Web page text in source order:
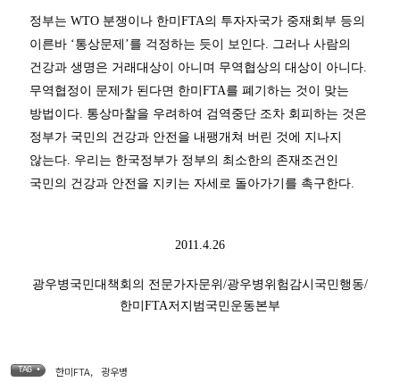
정부는 WTO 분쟁이나 한미FTA의 투자자국가 중재회부 등의
이른바 ‘통상문제’를 걱정하는 듯이 보인다. 그러나 사람의
건강과 생명은 거래대상이 아니며 무역협상의 대상이 아니다.
무역협정이 문제가 된다면 한미FTA를 폐기하는 것이 맞는
방법이다. 통상마찰을 우려하여 검역중단 조차 회피하는 것은
정부가 국민의 건강과 안전을 내팽개쳐 버린 것에 지나지
않는다. 우리는 한국정부가 정부의 최소한의 존재조건인
국민의 건강과 안전을 지키는 자세로 돌아가기를 촉구한다.
2011.4.26
광우병국민대책회의 전문가자문위/광우병위험감시국민행동/
한미FTA저지범국민운동본부
TAG • 한미FTA, 광우병